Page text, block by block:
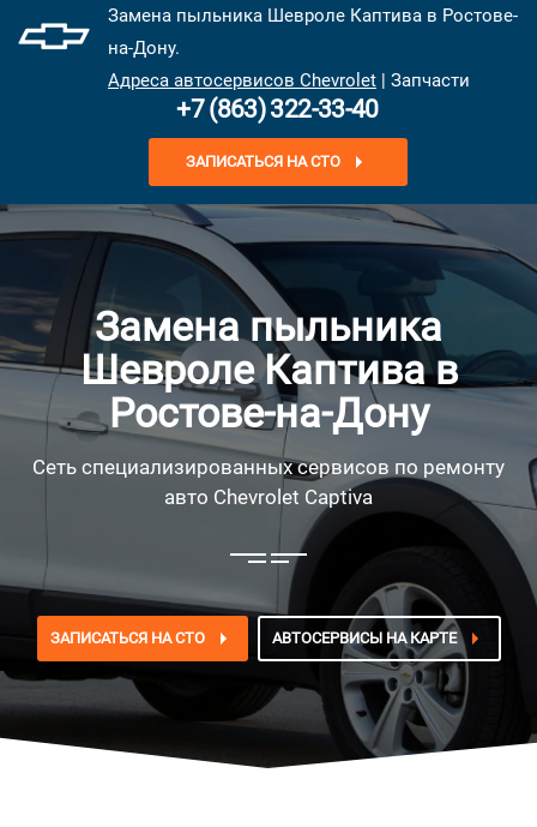
Замена пыльника Шевроле Каптива в Ростове-
на-Дону.
Адреса автосервисов Chevrolet | Запчасти
+7 (863) 322-33-40
ЗАПИСАТЬСЯ НА СТО
Замена пыльника
Шевроле Каптива в
Ростове-на-Дону
Сеть специализированных сервисов по ремонту
авто Chevrolet Captiva
ЗАПИСАТЬСЯ НА СТО АВТОСЕРВИСЫ НА КАРТЕ